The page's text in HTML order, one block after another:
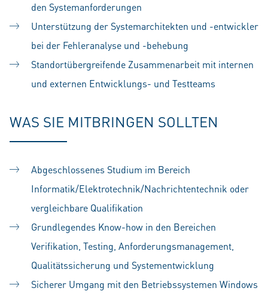
den Systemanforderungen
Unterstützung der Systemarchitekten und -entwickler
bei der Fehleranalyse und -behebung
Standortübergreifende Zusammenarbeit mit internen
und externen Entwicklungs- und Testteams
WAS SIE MITBRINGEN SOLLTEN
Abgeschlossenes Studium im Bereich
Informatik/Elektrotechnik/Nachrichtentechnik oder
vergleichbare Qualifikation
Grundlegendes Know-how in den Bereichen
Verifikation, Testing, Anforderungsmanagement,
Qualitätssicherung und Systementwicklung
Sicherer Umgang mit den Betriebssystemen Windows